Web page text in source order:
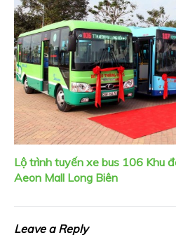
Lộ trình tuyến xe bus 106 Khu
Aeon Mall Long Biên
Leave a Reply